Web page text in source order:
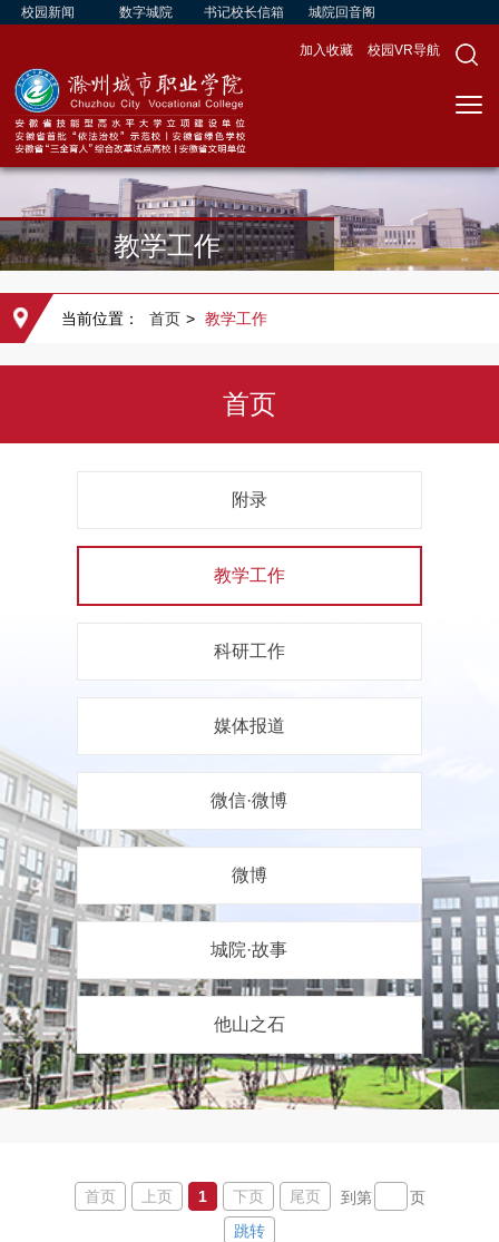
校园新闻 数字城院 书记校长信箱 城院回音阁
加入收藏 校园VR导航
教学工作
当前位置： 首页 > 教学工作
首页
附录
教学工作
科研工作
媒体报道
微信·微博
微博
城院·故事
他山之石
首页 上页 1 下页 尾页 到第
页
跳转